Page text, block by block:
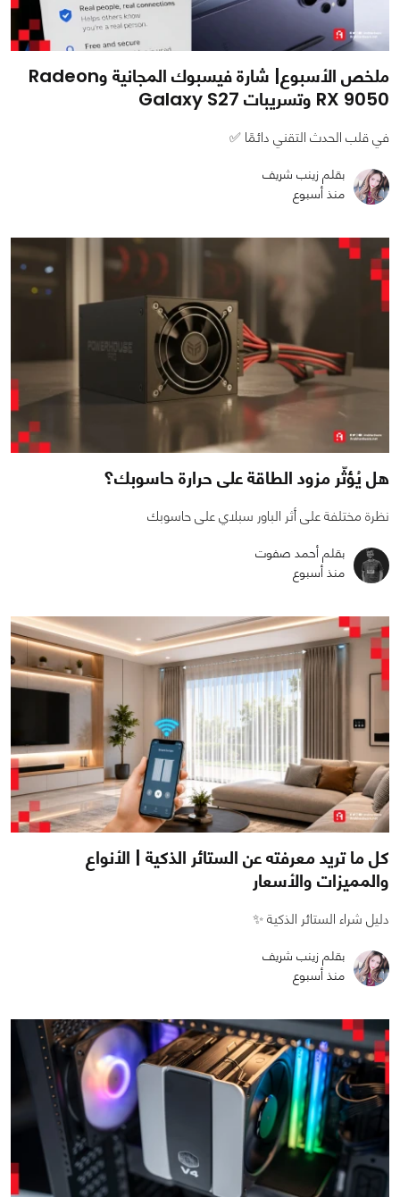
1592
ملخص الأسبوع| شارة فيسبوك المجانية وRadeon
RX 9050 وتسريبات Galaxy S27
في قلب الحدث التقني دائمًا ✅
بقلم زينب شريف
منذ أسبوع
1386
0
0
هل يُؤثّر مزود الطاقة على حرارة حاسوبك؟
نظرة مختلفة على أثر الباور سبلاي على حاسوبك
بقلم أحمد صفوت
منذ أسبوع
1942
0
0
كل ما تريد معرفته عن الستائر الذكية | الأنواع
والمميزات والأسعار
دليل شراء الستائر الذكية ✨
بقلم زينب شريف
منذ أسبوع